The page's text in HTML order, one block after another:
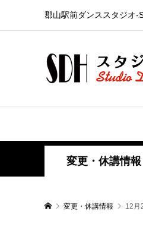
郡山駅前ダンススタジオ-
変更・休講情報
変更・休講情報 12月